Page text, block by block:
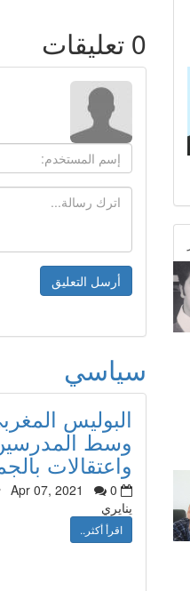
0 تعليقات
سياسي
البوليس
وسط
واعتقالات
Apr 07, 2021
0
ينايري
اقرأ أكثر..